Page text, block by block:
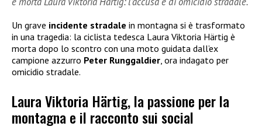
Un grave incidente stradale in montagna si è trasformato
in una tragedia: la ciclista tedesca Laura Viktoria Härtig è
morta dopo lo scontro con una moto guidata dall’ex
campione azzurro Peter Runggaldier , ora indagato per
omicidio stradale.
Laura Viktoria Härtig, la passione per la
montagna e il racconto sui social